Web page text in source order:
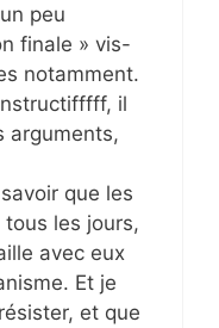
peu
finale » vis-
notamment.
il
arguments,
que les
les jours,
avec eux
Et je
et que